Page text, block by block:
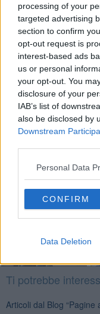
processing of your
targeted advertising
section to confirm
opt-out request is
interest-based ads
us or personal
your opt-out. You
disclosure of your
IAB’s list of
also be disclosed by
Downstream
Personal Data
CONFIRM
Data Deletion
Margherita di Savoia
Annecchino” di
non era possibile. E
Gianni Micheli
Se vuoi leggere le
Newsletter QUInews -
alle 20:00 direttamente
Basta cliccareQUI
Fotogallery
Ti potrebbe
Articoli dal Blog “Pagine